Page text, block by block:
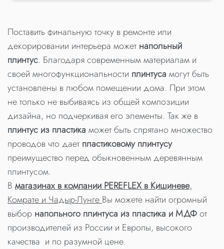
Поставить финальную точку в ремонте или
декорировании интерьера может напольный
плинтус. Благодаря современным материалам и
своей многофункциональности плинтуса могут быть
установлены в любом помещении дома. При этом
не только не выбиваясь из общей композиции
дизайна, но подчеркивая его элементы. Так же в
плинтус из пластика может быть спрятано множество
проводов что дает пластиковому плинтусу
преимущество перед обыкновенным деревянным
плинтусом.
В магазинах в компании PEREFLEX в Кишиневе,
Комрате и Чадыр-ЛунгеВы можете найти огромный
выбор напольного плинтуса из пластика и МДФот
производителей из России и Европы, высокого
качества и по разумной цене.